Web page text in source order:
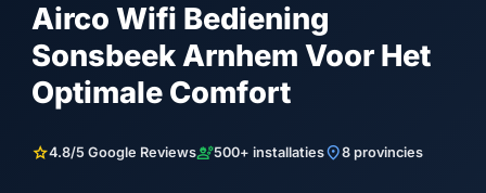
Airco Wifi Bediening
Sonsbeek Arnhem Voor Het
Optimale Comfort
star4.8/5 Google Reviewsengineering500+ installatieslocation_on8 provincies